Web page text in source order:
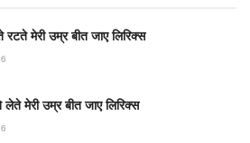
रटते मेरी उम्र बीत जाए लिरिक्स
लेते मेरी उम्र बीत जाए लिरिक्स